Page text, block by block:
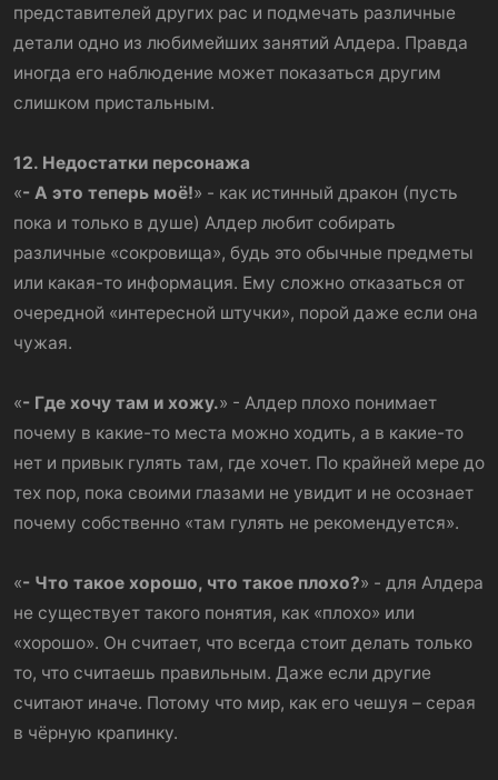
представителей других рас и подмечать различные
детали одно из любимейших занятий Алдера. Правда
иногда его наблюдение может показаться другим
слишком пристальным.
12. Недостатки персонажа
«- А это теперь моё!» - как истинный дракон (пусть
пока и только в душе) Алдер любит собирать
различные «сокровища», будь это обычные предметы
или какая-то информация. Ему сложно отказаться от
очередной «интересной штучки», порой даже если она
чужая.
«- Где хочу там и хожу.» - Алдер плохо понимает
почему в какие-то места можно ходить, а в какие-то
нет и привык гулять там, где хочет. По крайней мере до
тех пор, пока своими глазами не увидит и не осознает
почему собственно «там гулять не рекомендуется».
«- Что такое хорошо, что такое плохо?» - для Алдера
не существует такого понятия, как «плохо» или
«хорошо». Он считает, что всегда стоит делать только
то, что считаешь правильным. Даже если другие
считают иначе. Потому что мир, как его чешуя – серая
в чёрную крапинку.